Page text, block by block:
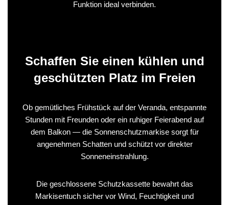
Funktion ideal verbinden.
Schaffen Sie einen kühlen und
geschützten Platz im Freien
Ob gemütliches Frühstück auf der Veranda, entspannte
Stunden mit Freunden oder ein ruhiger Feierabend auf
dem Balkon — die Sonnenschutzmarkise sorgt für
angenehmen Schatten und schützt vor direkter
Sonneneinstrahlung.
Die geschlossene Schutzkassette bewahrt das
Markisentuch sicher vor Wind, Feuchtigkeit und